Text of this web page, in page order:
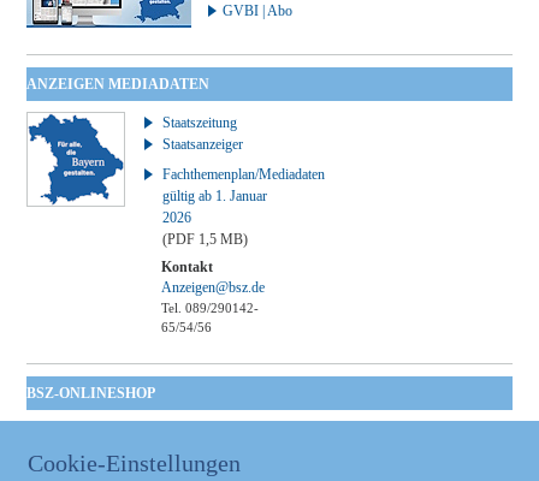
GVBI | Abo
ANZEIGEN MEDIADATEN
Staatszeitung
Staatsanzeiger
Fachthemenplan/Mediadaten
gültig ab 1. Januar
2026
(PDF 1,5 MB)
Kontakt
Anzeigen@bsz.de
Tel. 089/290142-
65/54/56
BSZ-ONLINESHOP
Taschenbuch
GVBl | Einbanddecke
Cookie-Einstellungen